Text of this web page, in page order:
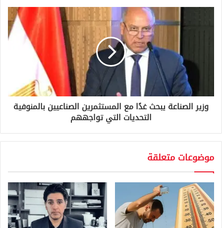
وزير الصناعة يبحث غدًا مع المستثمرين الصناعيين بالمنوفية
التحديات التي تواجههم
موضوعات متعلقة